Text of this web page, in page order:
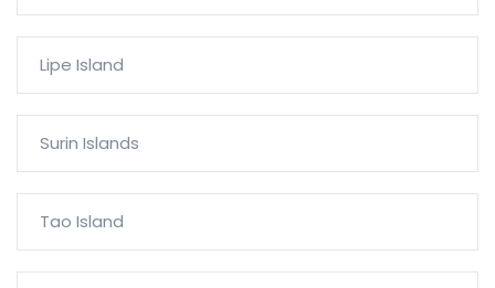
Lipe Island
Surin Islands
Tao Island